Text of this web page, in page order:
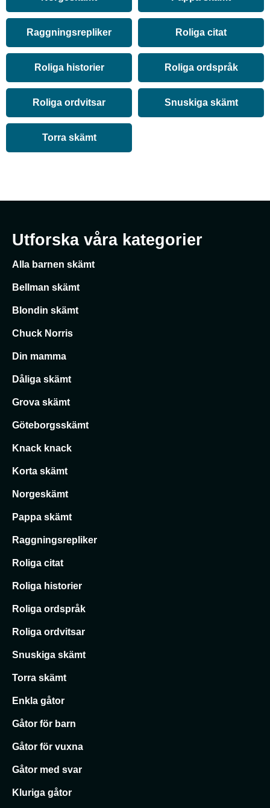
Raggningsrepliker Roliga citat
Roliga historier Roliga ordspråk
Roliga ordvitsar Snuskiga skämt
Torra skämt
Utforska våra kategorier
Alla barnen skämt
Bellman skämt
Blondin skämt
Chuck Norris
Din mamma
Dåliga skämt
Grova skämt
Göteborgsskämt
Knack knack
Korta skämt
Norgeskämt
Pappa skämt
Raggningsrepliker
Roliga citat
Roliga historier
Roliga ordspråk
Roliga ordvitsar
Snuskiga skämt
Torra skämt
Enkla gåtor
Gåtor för barn
Gåtor för vuxna
Gåtor med svar
Kluriga gåtor